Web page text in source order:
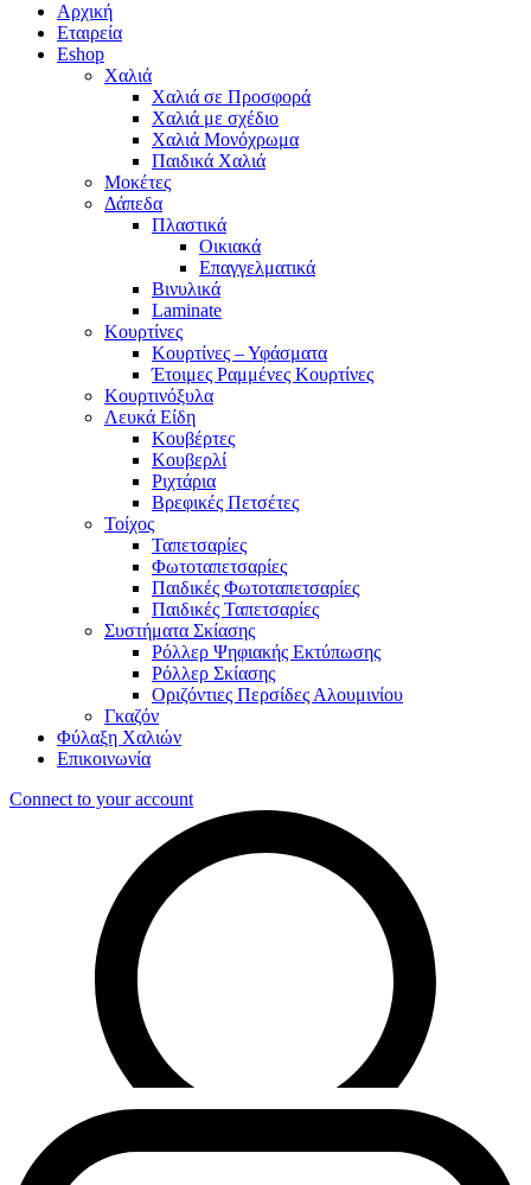
Αρχική
Εταιρεία
Eshop
Χαλιά
Χαλιά σε Προσφορά
Χαλιά με σχέδιο
Χαλιά Μονόχρωμα
Παιδικά Χαλιά
Μοκέτες
Δάπεδα
Πλαστικά
Οικιακά
Επαγγελματικά
Βινυλικά
Laminate
Κουρτίνες
Κουρτίνες – Υφάσματα
Έτοιμες Ραμμένες Κουρτίνες
Κουρτινόξυλα
Λευκά Είδη
Κουβέρτες
Κουβερλί
Ριχτάρια
Βρεφικές Πετσέτες
Τοίχος
Ταπετσαρίες
Φωτοταπετσαρίες
Παιδικές Φωτοταπετσαρίες
Παιδικές Ταπετσαρίες
Συστήματα Σκίασης
Ρόλλερ Ψηφιακής Εκτύπωσης
Ρόλλερ Σκίασης
Οριζόντιες Περσίδες Αλουμινίου
Γκαζόν
Φύλαξη Χαλιών
Επικοινωνία
Connect to your account